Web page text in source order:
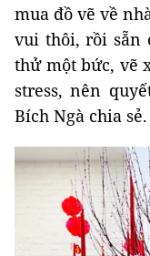
mua đồ vẽ về
vui thôi, rồi sẵn
thử một bức, vẽ
stress, nên
Bích Ngà chia sẻ.